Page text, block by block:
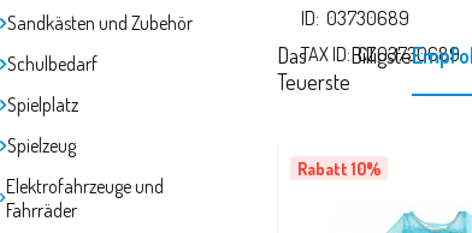
Sandkästen und Zubehör
Schulbedarf
Spielplatz
Spielzeug
Elektrofahrzeuge und
Fahrräder
Das
Teuerste
Billigste
Rabatt 10%
ID: 03730689
TAX ID: CZ03730689